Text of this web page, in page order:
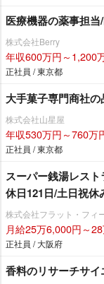
医療機器の薬事担
株式会社Berry
年収600万円～1,200
正社員 / 東京都
大手菓子専門商社
株式会社山星屋
年収530万円～760万
正社員 / 東京都
スーパー銭湯レス
休日121日/土日祝休
株式会社フラット・フィ
月給25万6,000円～
正社員 / 大阪府
香料のリサーチサ